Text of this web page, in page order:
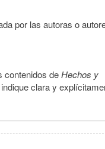
por las autoras o
contenidos deHechos y
clara y